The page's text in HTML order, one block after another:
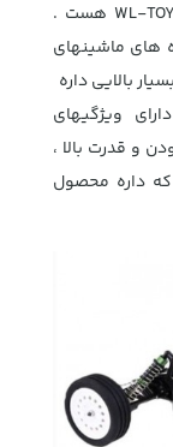
WL-L303 ماشین سرعتی کنترلی از شرکت WL-TOYS هست .
های ماشینهای
بالایی داره
ویژگیهای
و قدرت بالا ،
که داره محصول